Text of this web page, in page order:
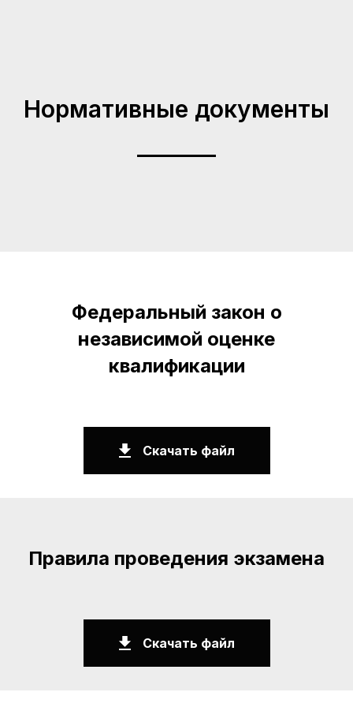
Нормативные документы
Федеральный закон о
независимой оценке
квалификации
Скачать файл
Правила проведения экзамена
Скачать файл